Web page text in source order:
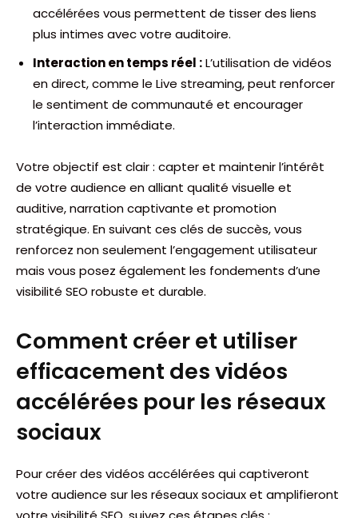
accélérées vous permettent de tisser des liens
plus intimes avec votre auditoire.
Interaction en temps réel :L’utilisation de vidéos
en direct, comme le Live streaming, peut renforcer
le sentiment de communauté et encourager
l’interaction immédiate.
Votre objectif est clair : capter et maintenir l’intérêt
de votre audience en alliant qualité visuelle et
auditive, narration captivante et promotion
stratégique. En suivant ces clés de succès, vous
renforcez non seulement l’engagement utilisateur
mais vous posez également les fondements d’une
visibilité SEO robuste et durable.
Comment créer et utiliser
efficacement des vidéos
accélérées pour les réseaux
sociaux
Pour créer des vidéos accélérées qui captiveront
votre audience sur les réseaux sociaux et amplifieront